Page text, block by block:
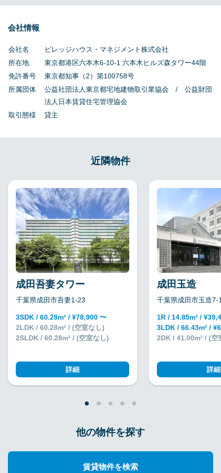
会社情報
会社名
ビレッジハウス・マネジメント株式会社
所在地
東京都港区六本木6-10-1 六本木ヒルズ森タワー44階
免許番号
東京都知事（2）第100758号
所属団体
公益社団法人東京都宅地建物取引業協会 / 公益財団
法人日本賃貸住宅管理協会
取引態様
貸主
近隣物件
成田吾妻タワー
千葉県成田市吾妻1-23
3SDK / 60.28m² / ¥78,900 〜
2LDK / 60.28m² / (空室なし)
2SLDK / 60.28m² / (空室なし)
詳細
成田玉造
千葉県成田市玉造7-
1R / 14.85m² /
3LDK / 66.43m² /
2DK / 41.00m² / (空
詳細
他の物件を探す
賃貸物件を検索